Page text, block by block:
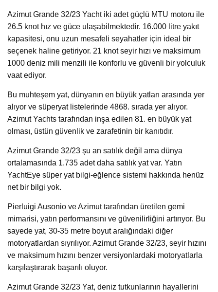
Azimut Grande 32/23 Yacht iki adet güçlü MTU motoru ile
26.5 knot hız ve güce ulaşabilmektedir. 16.000 litre yakıt
kapasitesi, onu uzun mesafeli seyahatler için ideal bir
seçenek haline getiriyor. 21 knot seyir hızı ve maksimum
1000 deniz mili menzili ile konforlu ve güvenli bir yolculuk
vaat ediyor.
Bu muhteşem yat, dünyanın en büyük yatları arasında yer
alıyor ve süperyat listelerinde 4868. sırada yer alıyor.
Azimut Yachts tarafından inşa edilen 81. en büyük yat
olması, üstün güvenlik ve zarafetinin bir kanıtıdır.
Azimut Grande 32/23 şu an satılık değil ama dünya
ortalamasında 1.735 adet daha satılık yat var. Yatın
YachtEye süper yat bilgi-eğlence sistemi hakkında henüz
net bir bilgi yok.
Pierluigi Ausonio ve Azimut tarafından üretilen gemi
mimarisi, yatın performansını ve güvenilirliğini artırıyor. Bu
sayede yat, 30-35 metre boyut aralığındaki diğer
motoryatlardan sıyrılıyor. Azimut Grande 32/23, seyir hızını
ve maksimum hızını benzer versiyonlardaki motoryatlarla
karşılaştırarak başarılı oluyor.
Azimut Grande 32/23 Yat, deniz tutkunlarının hayallerini